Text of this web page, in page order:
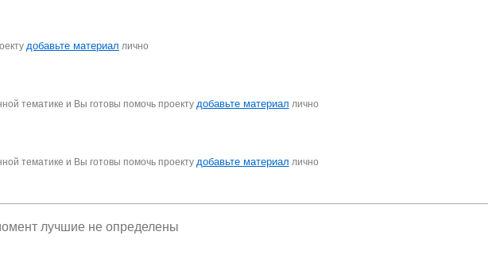
добавьте материал лично
тематике и Вы готовы помочь проекту добавьте материал лично
тематике и Вы готовы помочь проекту добавьте материал лично
лучшие не определены